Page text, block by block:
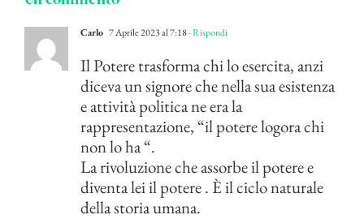
Carlo 7 Aprile 2023 al 7:18- Rispondi
Il Potere trasforma chi lo esercita, anzi
diceva un signore che nella sua esistenza
e attività politica ne era la
rappresentazione, “il potere logora chi
non lo ha “.
La rivoluzione che assorbe il potere e
diventa lei il potere . È il ciclo naturale
della storia umana.